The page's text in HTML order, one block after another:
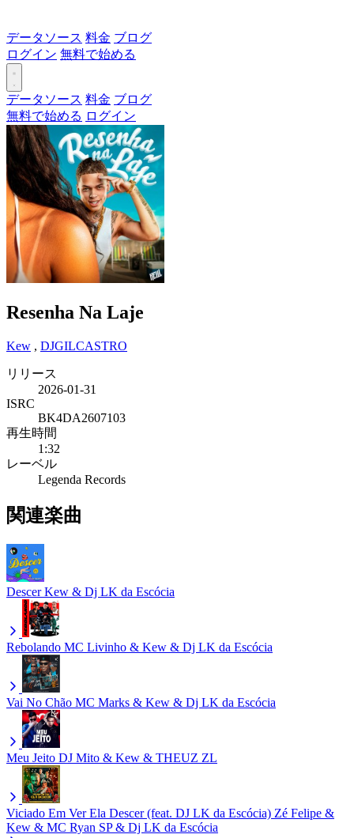
データソース 料金 ブログ
ログイン 無料で始める
データソース 料金 ブログ
無料で始める ログイン
Resenha Na Laje
Kew , DJGILCASTRO
リリース
2026-01-31
ISRC
BK4DA2607103
再生時間
1:32
レーベル
Legenda Records
関連楽曲
Descer Kew & Dj LK da Escócia
Rebolando MC Livinho & Kew & Dj LK da Escócia
Vai No Chão MC Marks & Kew & Dj LK da Escócia
Meu Jeito DJ Mito & Kew & THEUZ ZL
Viciado Em Ver Ela Descer (feat. DJ LK da Escócia) Zé Felipe &
Kew & MC Ryan SP & Dj LK da Escócia